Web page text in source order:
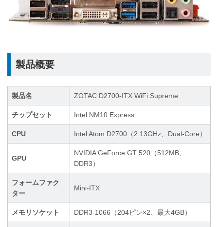
製品概要
製品名 ZOTAC D2700-ITX WiFi Supreme
チップセット Intel NM10 Express
CPU Intel Atom D2700（2.13GHz、Dual-Core）
GPU
NVIDIA GeForce GT 520（512MB、
DDR3）
フォームファク
ター
Mini-ITX
メモリソケット DDR3-1066（204ピン×2、最大4GB）